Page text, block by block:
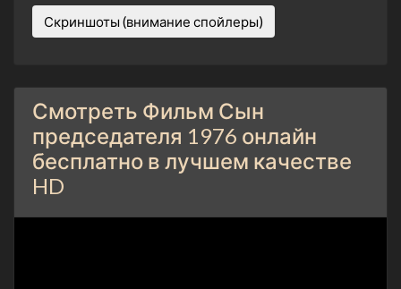
Скриншоты (внимание спойлеры)
Смотреть Фильм Сын
председателя 1976 онлайн
бесплатно в лучшем качестве
HD